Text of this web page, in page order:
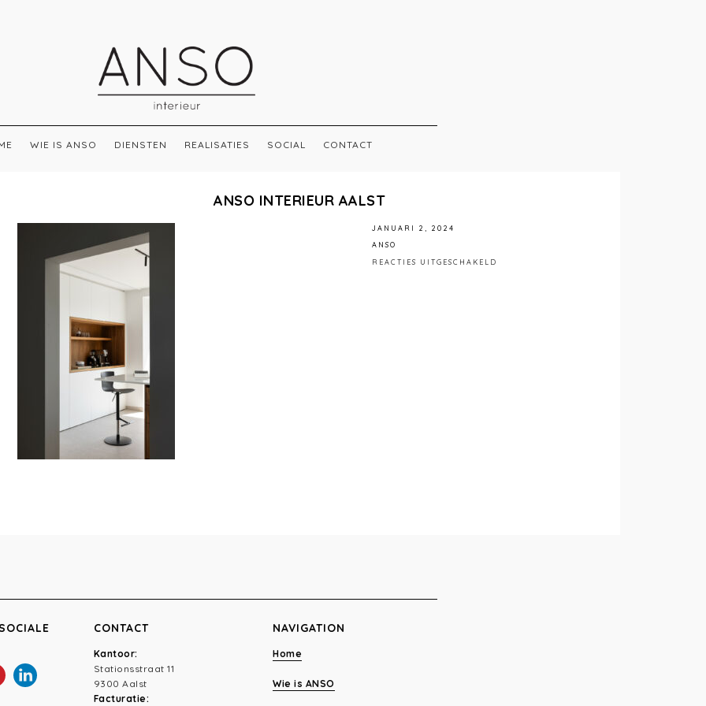
WIE IS ANSO DIENSTEN REALISATIES SOCIAL CONTACT
ANSO INTERIEUR AALST
JANUARI 2, 2024
ANSO
REACTIES UITGESCHAKELD
CONTACT
Kantoor:
Stationsstraat 11
9300 Aalst
Facturatie:
NAVIGATION
Home
Wie is ANSO